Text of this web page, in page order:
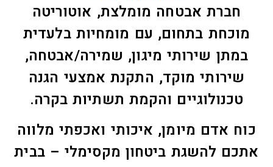
חברת אבטחה מומלצת, אוטוריטה
מוכחת בתחום, עם מומחיות בלעדית
במתן שירותי מיגון, שמירה/אבטחה,
שירותי מוקד, התקנת אמצעי הגנה
טכנולוגיים והקמת תשתיות בקרה.
כוח אדם מיומן, איכותי ואכפתי מלווה
אתכם להשגת ביטחון מקסימלי – בבית